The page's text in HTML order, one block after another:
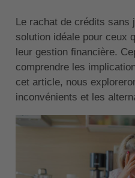
Le rachat de crédits sans
solution idéale pour ceux
leur gestion financière.
comprendre les
cet article, nous
inconvénients et les